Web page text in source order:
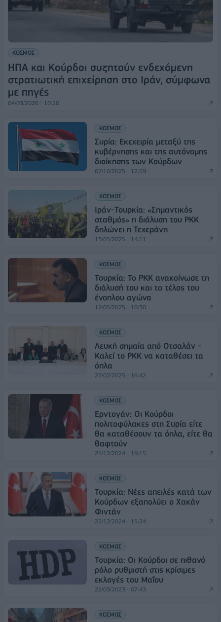
ΚΟΣΜΟΣ
ΗΠΑ και Κούρδοι συζητούν ενδεχόμενη
στρατιωτική επιχείρηση στο Ιράν, σύμφωνα
με πηγές
04/03/2026 - 10:20
ΚΟΣΜΟΣ
Συρία: Εκεχειρία μεταξύ της
κυβέρνησης και της αυτόνομης
διοίκησης των Κούρδων
07/10/2025 - 12:59
ΚΟΣΜΟΣ
Ιράν-Τουρκία: «Σημαντικός
σταθμός» η διάλυση του PKK
δηλώνει η Τεχεράνη
13/05/2025 - 14:51
ΚΟΣΜΟΣ
Τουρκία: Το PKK ανακοίνωσε τη
διάλυσή του και το τέλος του
ένοπλου αγώνα
12/05/2025 - 10:30
ΚΟΣΜΟΣ
Λευκή σημαία από Οτσαλάν -
Καλεί το ΡΚΚ να καταθέσει τα
όπλα
27/02/2025 - 16:42
ΚΟΣΜΟΣ
Ερντογάν: Οι Κούρδοι
πολιτοφύλακες στη Συρία είτε
θα καταθέσουν τα όπλα, είτε θα
θαφτούν
25/12/2024 - 19:15
ΚΟΣΜΟΣ
Τουρκία: Νέες απειλές κατά των
Κούρδων εξαπολύει ο Χακάν
Φιντάν
22/12/2024 - 15:24
ΚΟΣΜΟΣ
Τουρκία: Oι Κούρδοι σε πιθανό
ρόλο ρυθμιστή στις κρίσιμες
εκλογές του Μαΐου
22/03/2023 - 07:43
ΚΟΣΜΟΣ